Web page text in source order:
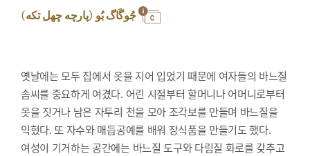
جُوگَاگ بُو (پارچه چهل تکه)
옛날에는 모두 집에서 옷을 지어 입었기 때문에 여자들의 바느질
솜씨를 중요하게 여겼다. 어린 시절부터 할머니나 어머니로부터
옷을 짓거나 남은 자투리 천을 모아 조각보를 만들며 바느질을
익혔다. 또 자수와 매듭공예를 배워 장식품을 만들기도 했다.
여성이 기거하는 공간에는 바느질 도구와 다림질 화로를 갖추고